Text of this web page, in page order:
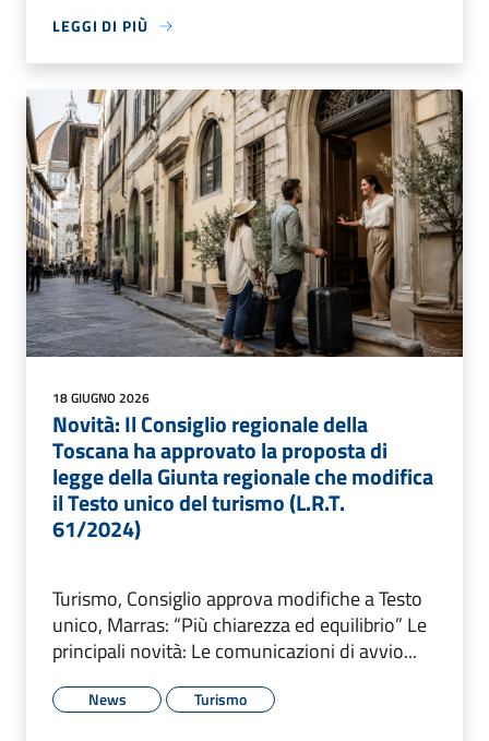
LEGGI DI PIÙ
18 GIUGNO 2026
Novità: Il Consiglio regionale della
Toscana ha approvato la proposta di
legge della Giunta regionale che modifica
il Testo unico del turismo (L.R.T.
61/2024)
Turismo, Consiglio approva modifiche a Testo
unico, Marras: “Più chiarezza ed equilibrio” Le
principali novità: Le comunicazioni di avvio...
News Turismo